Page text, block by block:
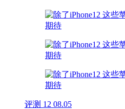
评测 12 08.05